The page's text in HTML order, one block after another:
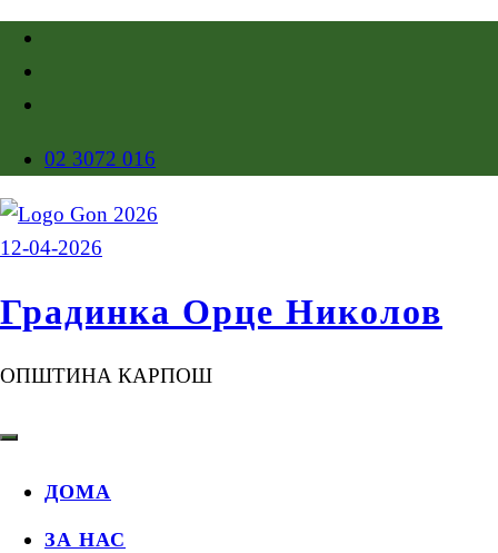
02 3072 016
Градинка Орце Николов
ОПШТИНА КАРПОШ
ДОМА
ЗА НАС